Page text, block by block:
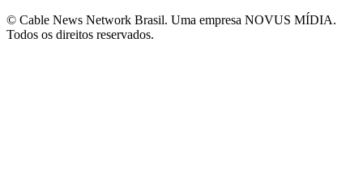
© Cable News Network Brasil. Uma empresa NOVUS MÍDIA.
Todos os direitos reservados.